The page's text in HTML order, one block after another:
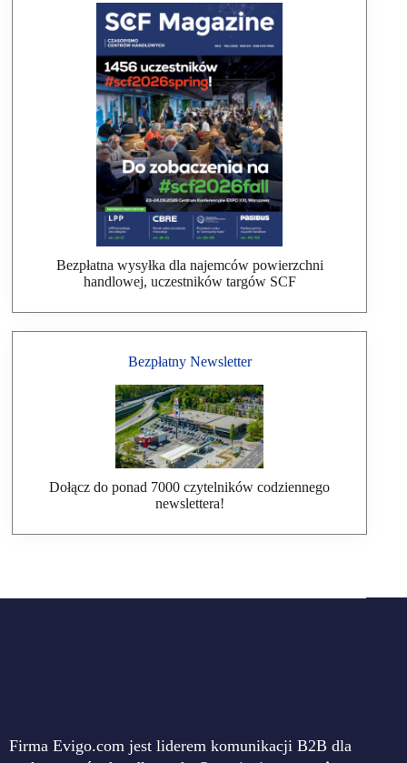
Bezpłatna wysyłka dla najemców powierzchni
handlowej, uczestników targów SCF
Bezpłatny Newsletter
Dołącz do ponad 7000 czytelników codziennego
newslettera!
Firma Evigo.com jest liderem komunikacji B2B dla